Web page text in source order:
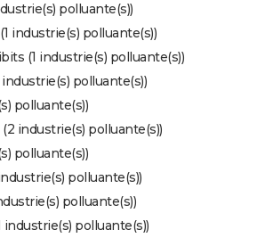
polluante(s))
industrie(s) polluante(s))
(1 industrie(s) polluante(s))
polluante(s))
polluante(s))
industrie(s) polluante(s))
polluante(s))
polluante(s))
polluante(s))
polluante(s))